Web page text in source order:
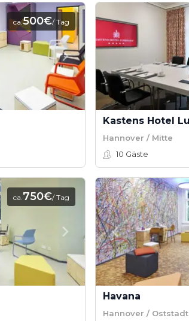
ca.500€/ Tag
Hannover / Mitte
10 Gäste
ca.750€/ Tag
Havana
Hannover / Oststadt